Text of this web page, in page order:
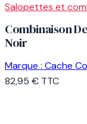
Salopettes et
Combinaison
Noir
Marque : Cache
82,95 € TTC